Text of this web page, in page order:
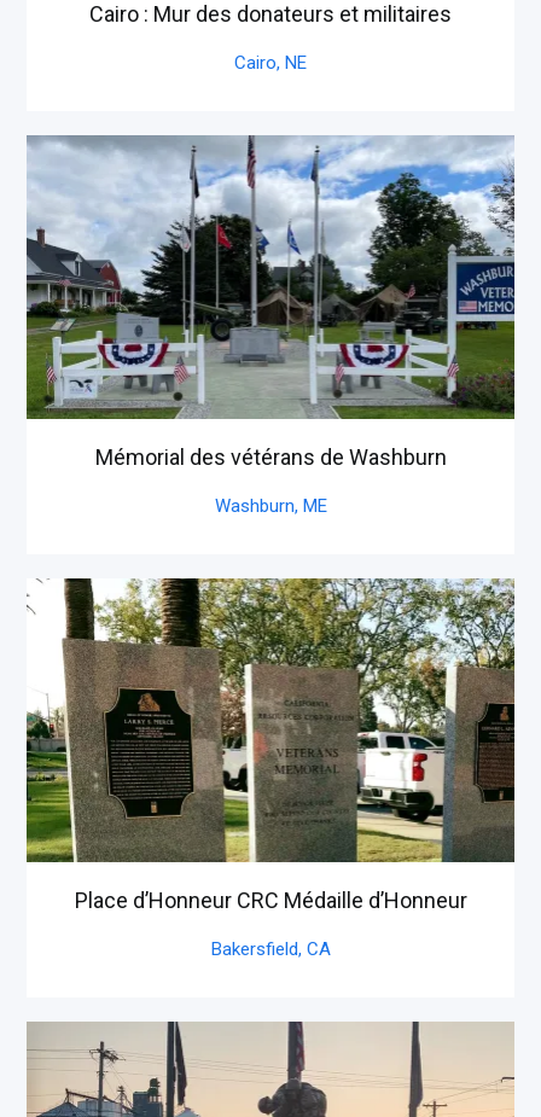
Cairo : Mur des donateurs et militaires
Cairo, NE
Mémorial des vétérans de Washburn
Washburn, ME
Place d’Honneur CRC Médaille d’Honneur
Bakersfield, CA